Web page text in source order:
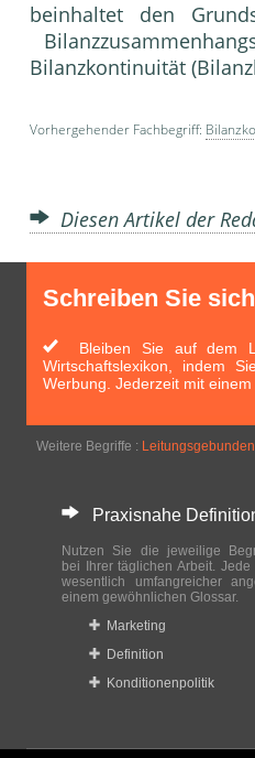
beinhaltet den
Bilanzkontinuität
Vorhergehender Fachbegriff:
Diesen Artikel der
Schreiben Sie
Bleiben Sie auf dem
Wirtschaftslexikon, indem
Werbung. Jederzeit mit einem
Weitere Begriffe :
Praxisnahe
Nutzen Sie die jeweilige
bei Ihrer täglichen Arbeit.
wesentlich umfangreicher
einem gewöhnlichen Glossar.
Marketing
Definition
Konditionenpolitik